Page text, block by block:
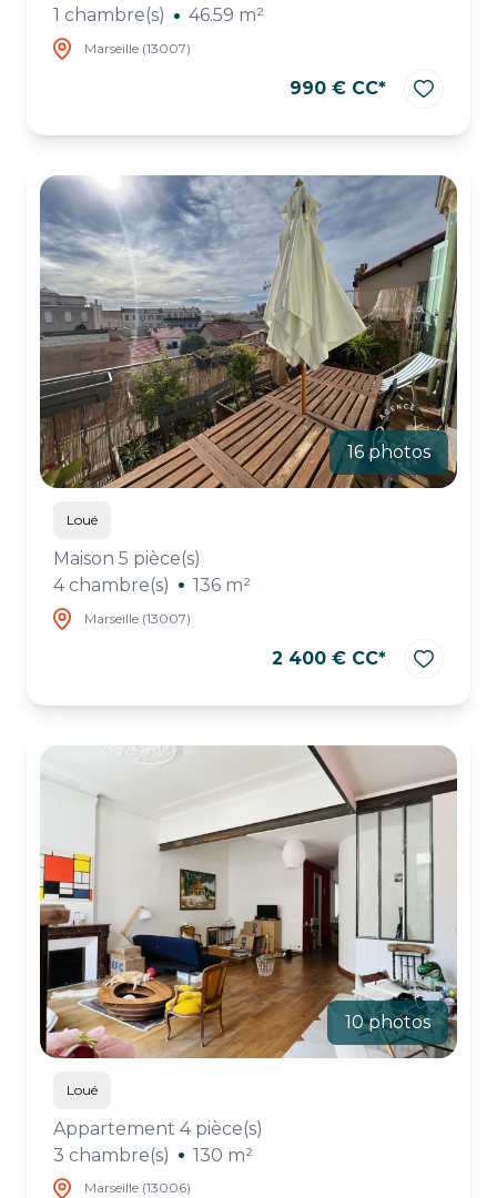
1 chambre(s)
46.59 m²
Marseille (13007)
990 € CC*
16 photos
Loué
Maison 5 pièce(s)
4 chambre(s)
136 m²
Marseille (13007)
2 400 € CC*
10 photos
Loué
Appartement 4 pièce(s)
3 chambre(s)
130 m²
Marseille (13006)